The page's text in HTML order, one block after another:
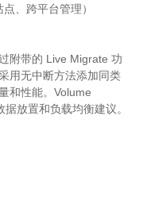
、跨平台管理）
附带的 Live Migrate 功
用无中断方法添加同类
和性能。Volume
放置和负载均衡建议。